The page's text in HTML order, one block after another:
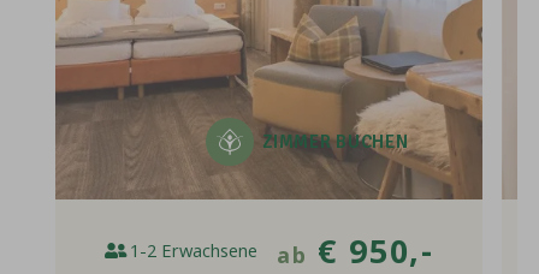
ZIMMERBUCHEN
1-2 Erwachsene ab € 950,-